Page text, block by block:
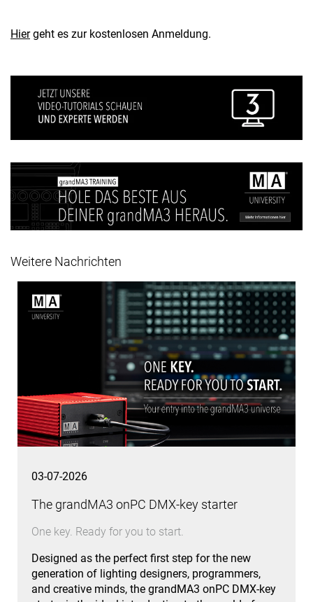
Hiergeht es zur kostenlosen Anmeldung.
Weitere Nachrichten
03-07-2026
The grandMA3 onPC DMX-key starter
One key. Ready for you to start.
Designed as the perfect first step for the new
generation of lighting designers, programmers,
and creative minds, the grandMA3 onPC DMX-key